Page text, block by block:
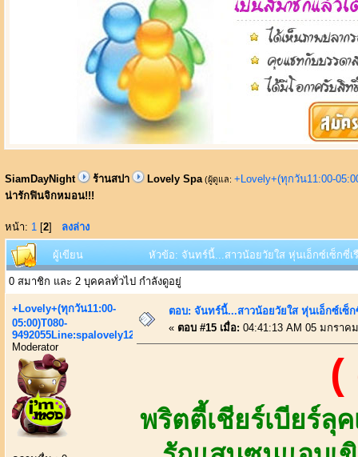
SiamDayNight ร้านสปา Lovely Spa (ผู้ดูแล: +Lovely+(ทุกวัน11:00-
น่ารักฟินจิกหมอน!!!
หน้า: 1 [2] ลงล่าง
ผู้เขียน หัวข้อ: จันทร์นี้...สาวน้อยวัยใส หุ่นเอ็กซ์เซ็กซี่
0 สมาชิก และ 2 บุคคลทั่วไป กำลังดูอยู่
+Lovely+(ทุกวัน11:00-
05:00)T080-
9492055Line:spalovely123
Moderator
ตอบ: จันทร์นี้...สาวน้อยวัยใส หุ่นเอ็กซ์เซ็
« ตอบ #15 เมื่อ: 04:41:13 AM 05 มกราค
พริตตี้เชียร์เบียร์